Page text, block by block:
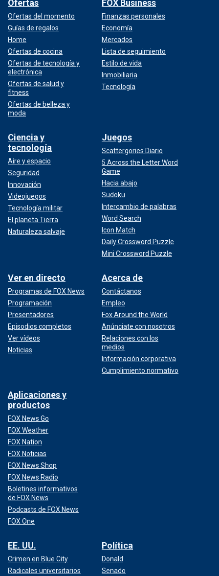
Ofertas
Ofertas del momento
Guías de regalos
Home
Ofertas de cocina
Ofertas de tecnología y
electrónica
Ofertas de salud y
fitness
Ofertas de belleza y
moda
FOX Business
Finanzas personales
Economía
Mercados
Lista de seguimiento
Estilo de vida
Inmobiliaria
Tecnología
Ciencia y
tecnología
Aire y espacio
Seguridad
Innovación
Videojuegos
Tecnología militar
El planeta Tierra
Naturaleza salvaje
Juegos
Scattergories Diario
5 Across the Letter Word
Game
Hacia abajo
Sudoku
Intercambio de palabras
Word Search
Icon Match
Daily Crossword Puzzle
Mini Crossword Puzzle
Ver en directo
Programas de FOX News
Programación
Presentadores
Episodios completos
Ver vídeos
Noticias
Acerca de
Contáctanos
Empleo
Fox Around the World
Anúnciate con nosotros
Relaciones con los
medios
Información corporativa
Cumplimiento normativo
Aplicaciones y
productos
FOX News Go
FOX Weather
FOX Nation
FOX Noticias
FOX News Shop
FOX News Radio
Boletines informativos
de FOX News
Podcasts de FOX News
FOX One
EE. UU.
Crimen en Blue City
Radicales universitarios
Política
Donald
Senado